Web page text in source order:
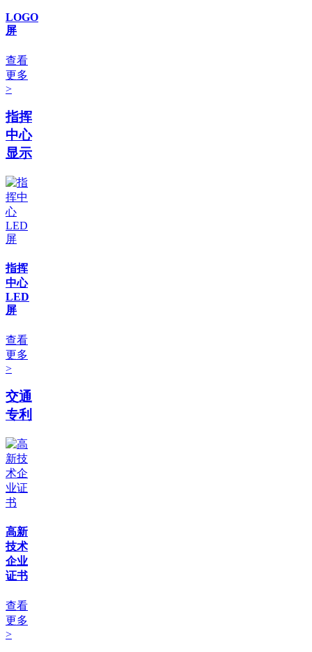
LOGO
屏
查看
更多
>
指挥
中心
显示
指挥
中心
LED
屏
查看
更多
>
交通
专利
高新
技术
企业
证书
查看
更多
>